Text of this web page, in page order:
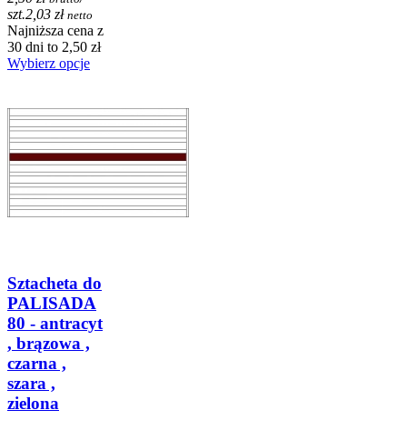
szt.2,03 zł netto
Najniższa cena z
30 dni to 2,50 zł
Wybierz opcje
Sztacheta do
PALISADA
80 - antracyt
, brązowa ,
czarna ,
szara ,
zielona